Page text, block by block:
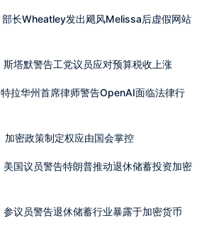
部长Wheatley发出飓风Melissa后虚假网站
斯塔默警告工党议员应对预算税收上涨
特拉华州首席律师警告OpenAI面临法律行
加密政策制定权应由国会掌控
美国议员警告特朗普推动退休储蓄投资加密
参议员警告退休储蓄行业暴露于加密货币